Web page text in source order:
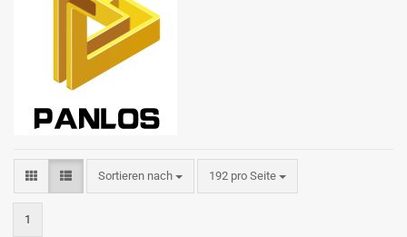
Sortieren nach
Sortieren nach 192 pro Seite
pro Seite
1